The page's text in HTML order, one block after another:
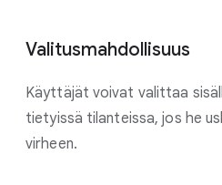
Valitusmahdollisuus
Käyttäjät voivat valittaa
tietyissä tilanteissa, jos he
virheen.